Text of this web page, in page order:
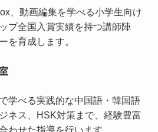
、動画編集を学べる小学生向け
プ全国入賞実績を持つ講師陣
を育成します。
学べる実践的な中国語・韓国語
ネス、HSK対策まで、経験豊富
わせた指導を行います。